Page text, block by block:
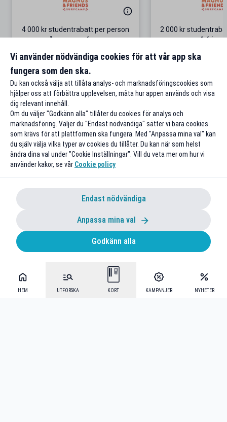
HEM UTFORSKA KORT KAMPANJER NYHETER
4 000 kr studentrabatt per person
på grupp-surfresor
Gäller bokningar för 4 personer
Till rabatten
2 000 kr
&
Surf-äventyr i
Vi använder nödvändiga cookies för att vår app ska
fungera som den ska.
Du kan också välja att tillåta analys- och marknadsföringscookies som
hjälper oss att förbättra upplevelsen, mäta hur appen används och visa
dig relevant innehåll.
Om du väljer "Godkänn alla" tillåter du cookies för analys och
marknadsföring. Väljer du "Endast nödvändiga" sätter vi bara cookies
som krävs för att plattformen ska fungera. Med "Anpassa mina val" kan
du själv välja vilka typer av cookies du tillåter. Du kan när som helst
ändra dina val under "Cookie Inställningar". Vill du veta mer om hur vi
använder kakor, se vår Cookie policy
Endast nödvändiga
Anpassa mina val
Godkänn alla